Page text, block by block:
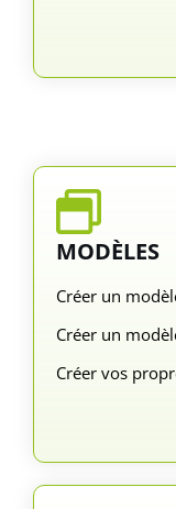
MODÈLES
Créer un
Créer un
Créer vos